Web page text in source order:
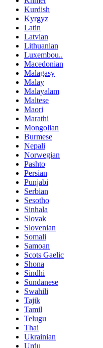
Kurdish
Kyrgyz
Latin
Latvian
Lithuanian
Luxembou..
Macedonian
Malagasy
Malay
Malayalam
Maltese
Maori
Marathi
Mongolian
Burmese
Nepali
Norwegian
Pashto
Persian
Punjabi
Serbian
Sesotho
Sinhala
Slovak
Slovenian
Somali
Samoan
Scots Gaelic
Shona
Sindhi
Sundanese
Swahili
Tajik
Tamil
Telugu
Thai
Ukrainian
Urdu